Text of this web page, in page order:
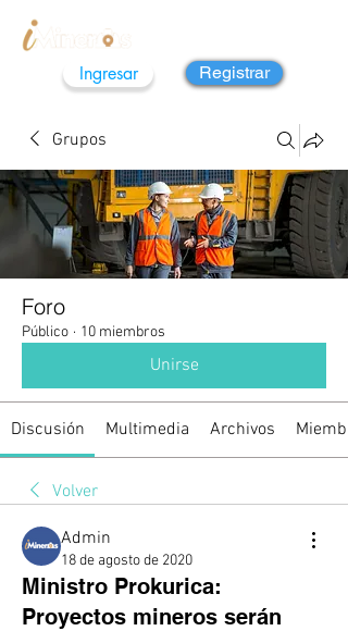
Ingresar Registrar
Grupos
Foro
Público · 10 miembros
Unirse
Discusión Multimedia Archivos
Volver
Admin
18 de agosto de 2020
Ministro Prokurica:
Proyectos mineros serán